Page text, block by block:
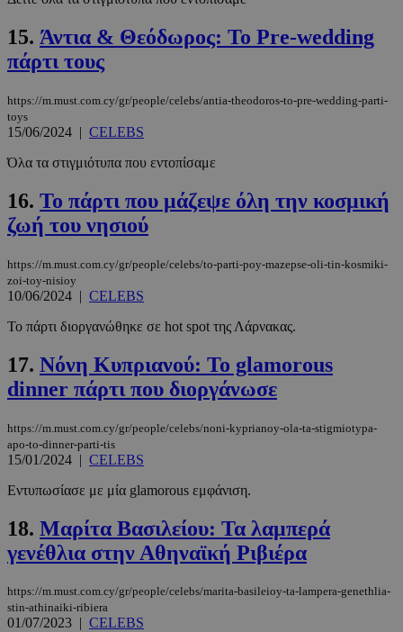
15. Άντια & Θεόδωρος: Το Pre-wedding
πάρτι τους
https://m.must.com.cy/gr/people/celebs/antia-theodoros-to-pre-wedding-parti-
toys
15/06/2024 | CELEBS
Όλα τα στιγμιότυπα που εντοπίσαμε
16. Το πάρτι που μάζεψε όλη την κοσμική
ζωή του νησιού
https://m.must.com.cy/gr/people/celebs/to-parti-poy-mazepse-oli-tin-kosmiki-
zoi-toy-nisioy
10/06/2024 | CELEBS
Το πάρτι διοργανώθηκε σε hot spot της Λάρνακας.
17. Νόνη Κυπριανού: Το glamorous
dinner πάρτι που διοργάνωσε
https://m.must.com.cy/gr/people/celebs/noni-kyprianoy-ola-ta-stigmiotypa-
apo-to-dinner-parti-tis
15/01/2024 | CELEBS
Εντυπωσίασε με μία glamorous εμφάνιση.
18. Μαρίτα Βασιλείου: Τα λαμπερά
γενέθλια στην Αθηναϊκή Ριβιέρα
https://m.must.com.cy/gr/people/celebs/marita-basileioy-ta-lampera-genethlia-
stin-athinaiki-ribiera
01/07/2023 | CELEBS
βασικές λειτουργίες του ιστότοπου, όπως τη
σύνδεση χρήστη και τη διαχείριση λογαριασμού.
Ο ιστότοπος δεν μπορεί να χρησιμοποιηθεί σωστά
Προμηθευτής/
.twitter.com
__cf_bm
Cloudflare Inc.
.pexels.com
Privacy Policy